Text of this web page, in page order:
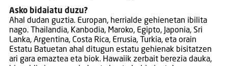
Asko bidaiatu duzu?
Ahal dudan guztia. Europan, herrialde gehienetan ibilita
nago. Thailandia, Kanbodia, Maroko, Egipto, Japonia, Sri
Lanka, Argentina, Costa Rica, Errusia, Turkia, eta orain
Estatu Batuetan ahal ditugun estatu gehienak bisitatzen
ari gara emaztea eta biok. Hawaiik zerbait berezia dauka,